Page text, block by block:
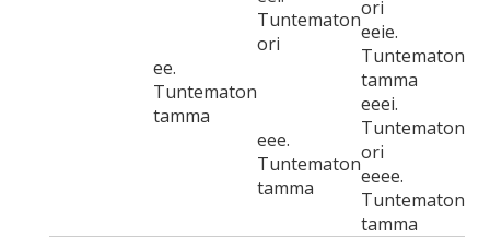
ee.
Tuntematon
tamma
Tuntematon
ori
ori
eeie.
Tuntematon
tamma
eee.
Tuntematon
tamma
eeei.
Tuntematon
ori
eeee.
Tuntematon
tamma